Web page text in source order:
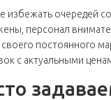
избежать очередей
персонал
своего постоянного
с актуальными